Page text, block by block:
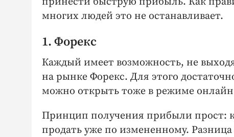
многих людей это не останавливает.
1. Форекс
Каждый имеет возможность, не
на рынке Форекс. Для этого
можно открыть тоже в режиме
Принцип получения прибыли прост:
продать уже по измененному.